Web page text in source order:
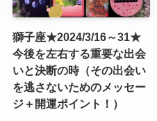
獅子座★2024/3/16～31★
今後を左右する重要な出会
いと決断の時（その出会い
を逃さないためのメッセー
ジ＋開運ポイント！）